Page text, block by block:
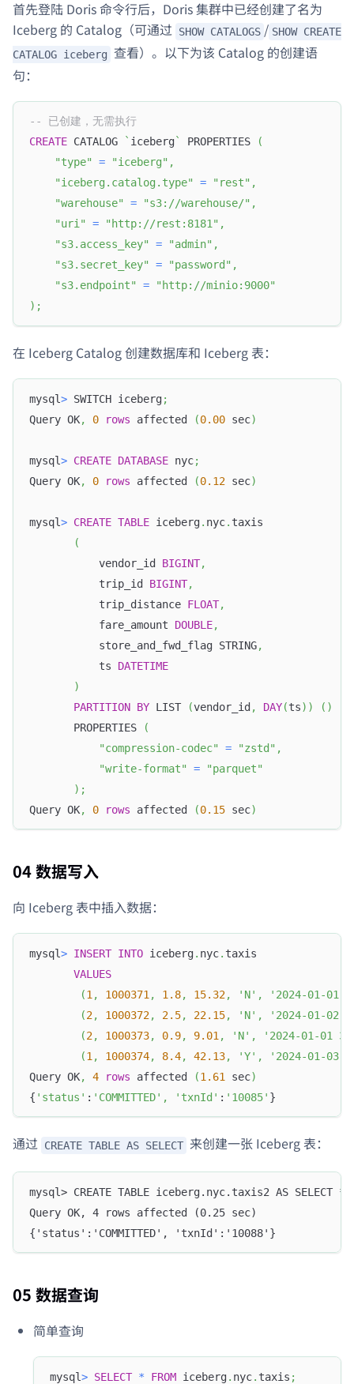
首先登陆 Doris 命令行后，Doris 集群中已经创建了名为
Iceberg 的 Catalog（可通过 SHOW CATALOGS / SHOW CREATE
CATALOG iceberg 查看）。以下为该 Catalog 的创建语
句：
-- 已创建，无需执行
CREATE CATALOG ` iceberg` PROPERTIES
(
"type"
= "iceberg" ,
"iceberg.catalog.type"
= "rest" ,
"warehouse"
= "s3://warehouse/" ,
"uri"
= "http://rest:8181" ,
"s3.access_key"
= "admin" ,
"s3.secret_key"
= "password" ,
"s3.endpoint"
=
"http://minio:9000"
) ;
在 Iceberg Catalog 创建数据库和 Iceberg 表：
mysql> SWITCH iceberg;
Query OK, 0 rows affected (0.00 sec)
mysql> CREATE DATABASE nyc;
Query OK, 0 rows affected (0.12 sec)
mysql> CREATE TABLE iceberg. nyc. taxis
(
           vendor_id
BIGINT,
           trip_id
BIGINT,
           trip_distance
FLOAT,
           fare_amount
DOUBLE,
           store_and_fwd_flag STRING
,
           ts
DATETIME
)
PARTITION BY LIST (vendor_id, DAY(ts) ) ( )
       PROPERTIES
(
"compression-codec"
= "zstd" ,
"write-format"
=
"parquet"
) ;
Query OK, 0 rows affected (0.15 sec)
04 数据写入
向 Iceberg 表中插入数据：
mysql> INSERT INTO iceberg. nyc. taxis
VALUES
(1 , 1000371 , 1.8, 15.32, 'N' ,
'2024-01-01
(2, 1000372, 2.5, 22.15, 'N' ,
'2024-01-02
(2, 1000373, 0.9, 9.01 , 'N' ,
'2024-01-01
(1 , 1000374, 8.4, 42.13, 'Y' ,
'2024-01-03
Query OK, 4 rows affected (1.61 sec)
{ 'status' : 'COMMITTED' , 'txnId' : '10085' }
通过 CREATE TABLE AS SELECT 来创建一张 Iceberg 表：
mysql> CREATE TABLE iceberg.nyc.taxis2 AS SELECT
Query OK, 4 rows affected (0.25 sec)
{'status':'COMMITTED', 'txnId':'10088'}
05 数据查询
简单查询
mysql> SELECT * FROM iceberg. nyc. taxis ;